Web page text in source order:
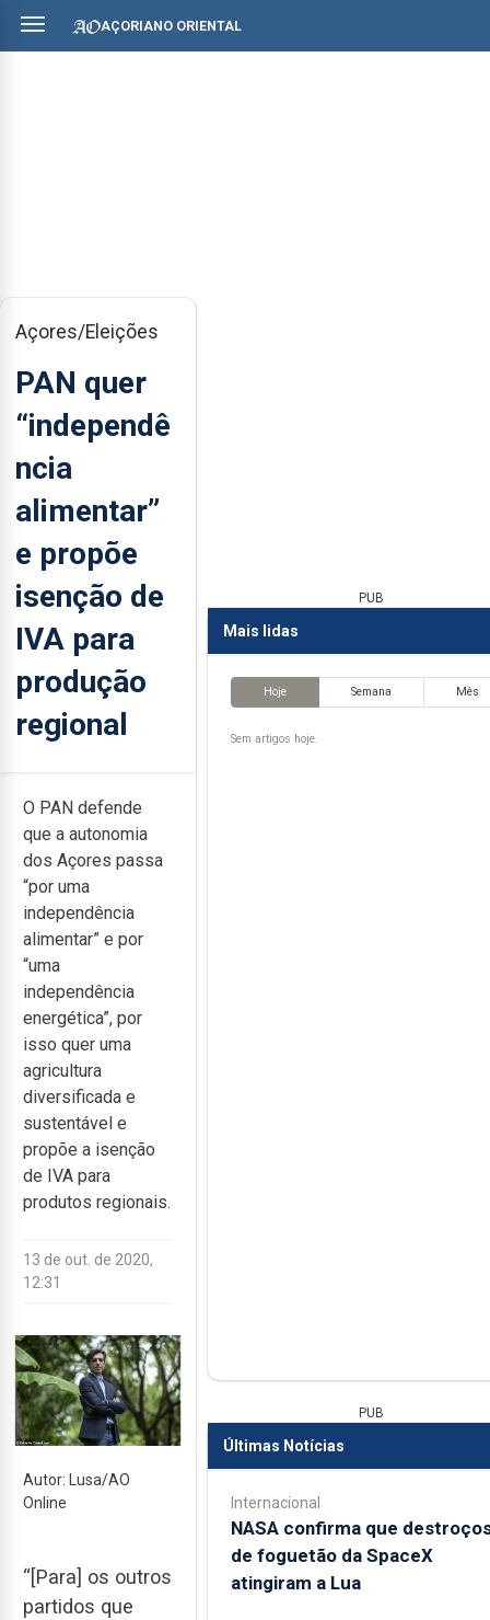
AÇORIANO ORIENTAL
Açores/Eleições
PAN quer
“independê
ncia
alimentar”
e propõe
isenção de
IVA para
produção
regional
O PAN defende
que a autonomia
dos Açores passa
“por uma
independência
alimentar” e por
“uma
independência
energética”, por
isso quer uma
agricultura
diversificada e
sustentável e
propõe a isenção
de IVA para
produtos regionais.
13 de out. de 2020,
12:31
Autor: Lusa/AO
Online
“[Para] os outros
partidos que
PUB
Mais lidas
Hoje Semana Mês
Sem artigos hoje.
PUB
Últimas Notícias
Internacional
NASA confirma que
de foguetão da SpaceX
atingiram a Lua